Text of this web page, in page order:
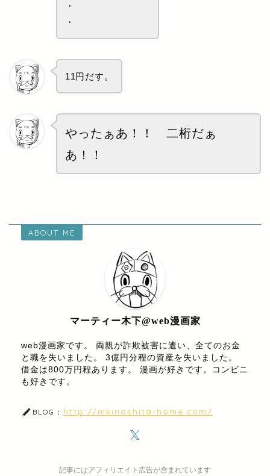
・
・
11円だす。
やったぁあ！！ 二桁だぁ
あ！！
ABOUT ME
マーティー木下@web漫画家
web漫画家です。 両親が詐欺被害に遭い、全てのお金
と職を失いました。 3億円分程の資産を失いました。
借金は800万円程あります。 漫画が好きです。コンビニ
も好きです。
BLOG： http://mkinoshita-home.com/
記事にはアフィリエイト広告が含まれています